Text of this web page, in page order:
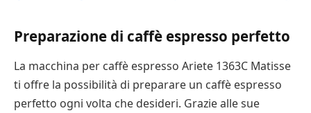
Preparazione di caffè espresso perfetto
La macchina per caffè espresso Ariete 1363C Matisse
ti offre la possibilità di preparare un caffè espresso
perfetto ogni volta che desideri. Grazie alle sue